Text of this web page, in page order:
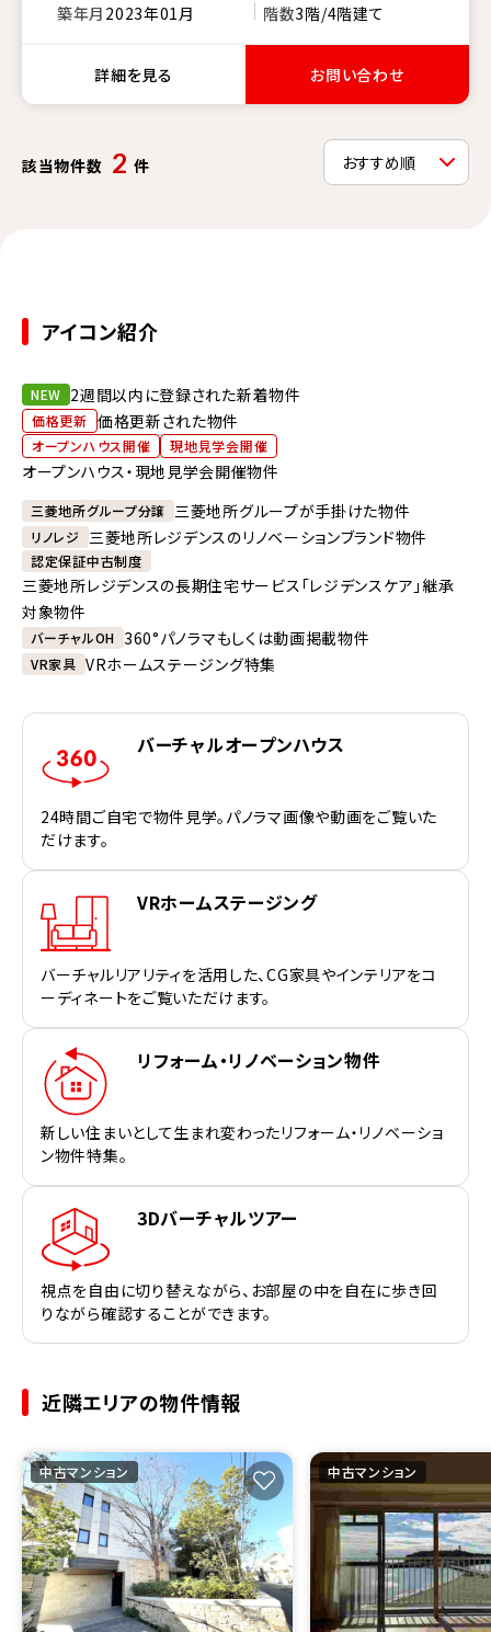
築年月 2023年01月 階数3階/4階建て
詳細を見る お問い合わせ
該当物件数 2 件
アイコン紹介
NEW 2週間以内に登録された新着物件
価格更新 価格更新された物件
オープンハウス開催 現地見学会開催
オープンハウス・現地見学会開催物件
三菱地所グループ分譲 三菱地所グループが手掛けた物件
リノレジ 三菱地所レジデンスのリノベーションブランド物件
認定保証中古制度
三菱地所レジデンスの長期住宅サービス「レジデンスケア」継承
対象物件
バーチャルOH 360°パノラマもしくは動画掲載物件
VR家具 VRホームステージング特集
バーチャルオープンハウス
24時間ご自宅で物件見学。パノラマ画像や動画をご覧いた
だけます。
VRホームステージング
バーチャルリアリティを活用した、CG家具やインテリアをコ
ーディネートをご覧いただけます。
リフォーム・リノベーション物件
新しい住まいとして生まれ変わったリフォーム・リノベーショ
ン物件特集。
3Dバーチャルツアー
視点を自由に切り替えながら、お部屋の中を自在に歩き回
りながら確認することができます。
近隣エリアの物件情報
中古マンション 中古マンション